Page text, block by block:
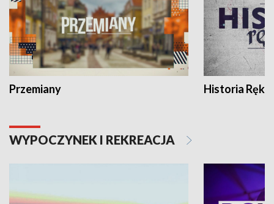
Przemiany Historia Ręką
WYPOCZYNEK I REKREACJA